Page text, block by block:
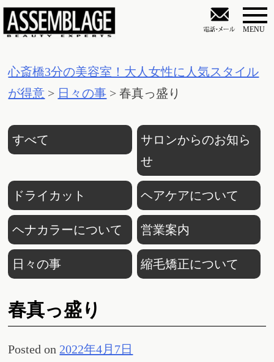
S
k
心斎橋3分の美容室！大人女性に人気スタイル
が得意 > 日々の事 >春真っ盛り
すべて
サロンからのお知ら
せ
ドライカット ヘアケアについて
ヘナカラーについて 営業案内
日々の事 縮毛矯正について
春真っ盛り
Posted on 2022年4月7日